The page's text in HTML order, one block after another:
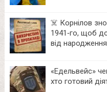
☠️ Корнілов
1941‑го, щоб
від
«Едельвейс»
хто готовий